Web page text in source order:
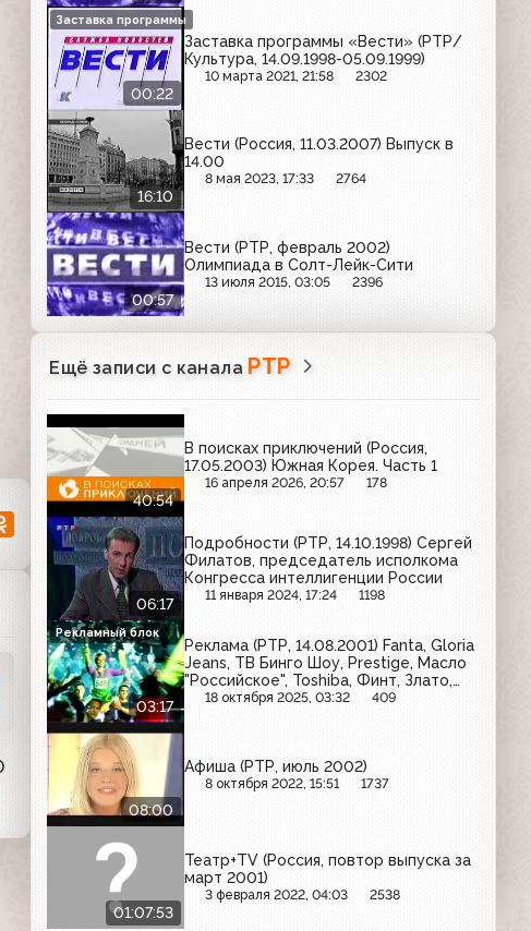
00:22
Заставка программы «Вести» (РТР/
Культура, 14.09.1998-05.09.1999)
10 марта 2021, 21:58 2302
Заставка программы
16:10
Вести (Россия, 11.03.2007) Выпуск в
14.00
8 мая 2023, 17:33 2764
00:57
Вести (РТР, февраль 2002)
Олимпиада в Солт-Лейк-Сити
13 июля 2015, 03:05 2396
Ещё записи с канала РТР
40:54
В поисках приключений (Россия,
17.05.2003) Южная Корея. Часть 1
16 апреля 2026, 20:57 178
06:17
Подробности (РТР, 14.10.1998) Сергей
Филатов, председатель исполкома
Конгресса интеллигенции России
11 января 2024, 17:24 1198
03:17
Реклама (РТР, 14.08.2001) Fanta, Gloria
Jeans, ТВ Бинго Шоу, Prestige, Масло
"Российское", Toshiba, Финт, Злато,
Domestos, Tchibo, Coca-Cola
18 октября 2025, 03:32 409
Рекламный блок
08:00
Афиша (РТР, июль 2002)
8 октября 2022, 15:51 1737
01:07:53
Театр+TV (Россия, повтор выпуска за
март 2001)
3 февраля 2022, 04:03 2538